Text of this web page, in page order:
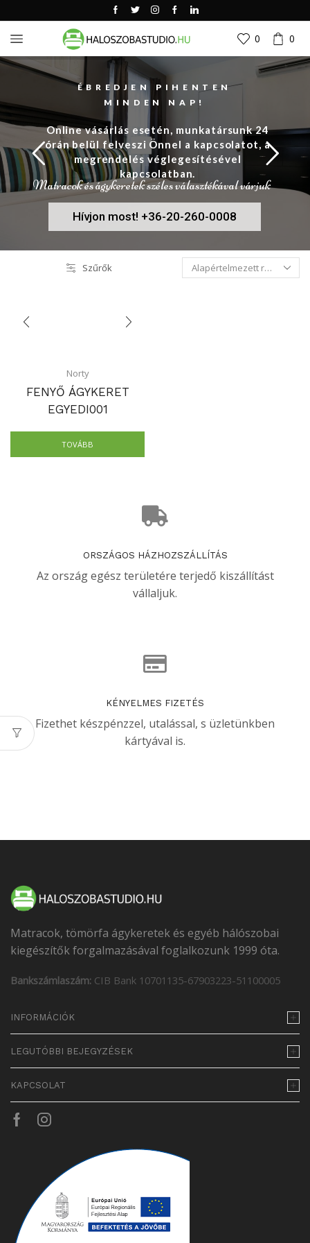
0 0
ÉBREDJEN PIHENTEN
MINDEN NAP!
Matracok és ágykeretek széles választékával várjuk
Online vásárlás esetén, munkatársunk 24
órán belül felveszi Önnel a kapcsolatot, a
megrendelés véglegesítésével
kapcsolatban.
Hívjon most! +36-20-260-0008
Szűrők
Norty
FENYŐ ÁGYKERET
EGYEDI001
TOVÁBB
ORSZÁGOS HÁZHOZSZÁLLÍTÁS
Az ország egész területére terjedő kiszállítást
vállaljuk.
KÉNYELMES FIZETÉS
Fizethet készpénzzel, utalással, s üzletünkben
kártyával is.
Matracok, tömörfa ágykeretek és egyéb hálószobai
kiegészítők forgalmazásával foglalkozunk 1999 óta.
Bankszámlaszám: CIB Bank 10701135-67903223-51100005
INFORMÁCIÓK
LEGUTÓBBI BEJEGYZÉSEK
KAPCSOLAT
FacebookInstagram